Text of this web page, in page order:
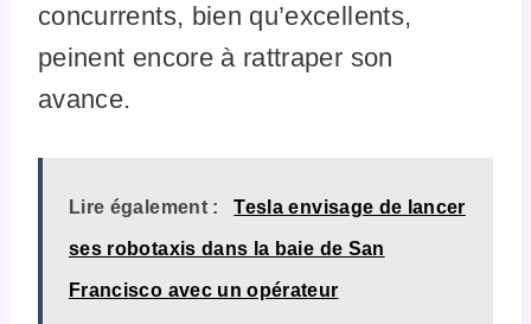
concurrents, bien qu’excellents,
peinent encore à rattraper son
avance.
Lire également : Tesla envisage de lancer
ses robotaxis dans la baie de San
Francisco avec un opérateur